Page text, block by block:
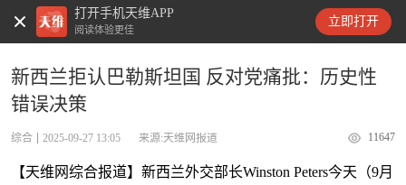
打开手机天维APP
阅读体验更佳
立即打开
天维新闻
新西兰拒认巴勒斯坦国 反对党痛批：历史性
错误决策
综合 2025-09-27 13:05 来源:天维网报道 11647
【天维网综合报道】新西兰外交部长Winston Peters今天（9月